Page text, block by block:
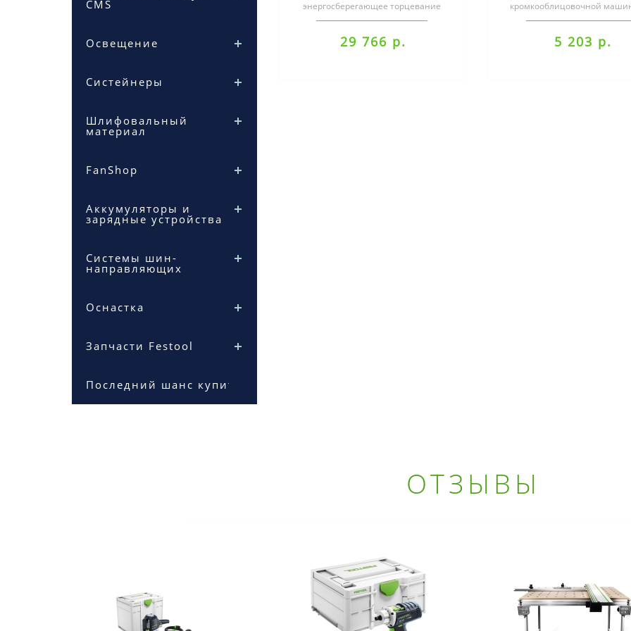
CMS
Освещение
Систейнеры
Шлифовальный
материал
FanShop
Аккумуляторы и
зарядные устройства
Системы шин-
направляющих
Оснастка
Запчасти Festool
Последний шанс купить
энергосберегающее торцевание
даже толстых кромок благодаря
эргономичной рукоятке..
29 766 р.
кромкооблицовочной
хрупких или глянцевых
5 203 р.
ОТЗЫВЫ